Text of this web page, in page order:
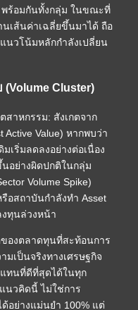
พร้อมกันทั้งกลุ่ม ในขณะที่
เส้นค่าเฉลี่ยขึ้นมาได้ ถือ
นวโน้มหลักกำลังเปลี่ยน
Cluster)
าหกรรม: สังเกตจาก
Value) หากพบว่า
เริ่มลดลงอย่างต่อเนื่อง
อย่างผิดปกติในกลุ่ม
Volume Spike)
อสถาบันกำลังทำ Asset
งทุนล่วงหน้า
องตลาดทุนที่สะท้อนการ
มเป็นจริงทางเศรษฐกิจ
ทนที่ดีที่สุดได้ในทุก
นวคิดนี้ ไม่ใช่การ
อย่างแม่นยำ 100% แต่